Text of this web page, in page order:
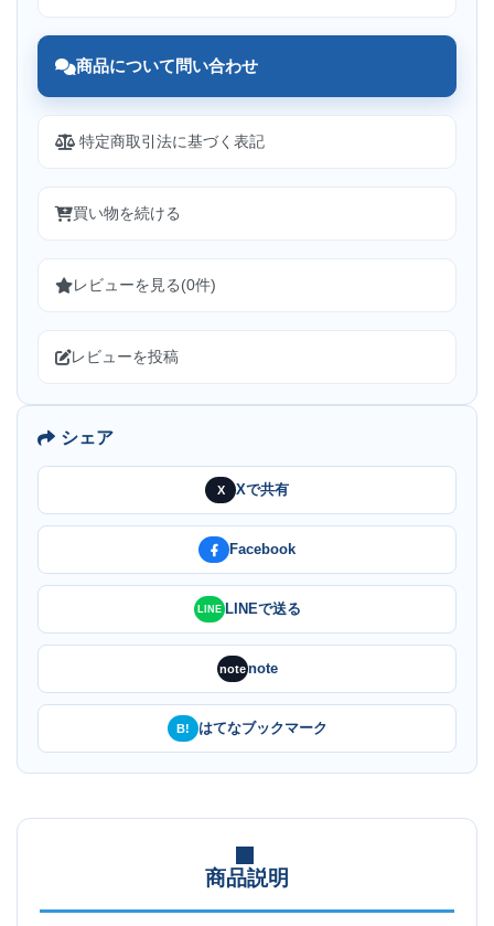
商品について問い合わせ
特定商取引法に基づく表記
買い物を続ける
レビューを見る(0件)
レビューを投稿
シェア
X Xで共有
Facebook
LINE LINEで送る
notenote
B! はてなブックマーク
商品説明